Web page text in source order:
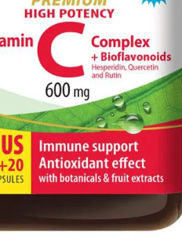
formuláře udělujete svůj souhlas se
marketingu. Pro bližší informace o
stránku Informace o zpracování
|Nastavení souborů cookies
| web by cream